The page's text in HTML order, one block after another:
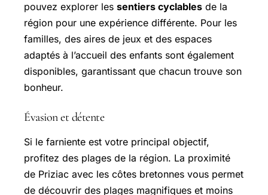
pouvez explorer les sentiers cyclables de la
région pour une expérience différente. Pour les
familles, des aires de jeux et des espaces
adaptés à l’accueil des enfants sont également
disponibles, garantissant que chacun trouve son
bonheur.
Évasion et détente
Si le farniente est votre principal objectif,
profitez des plages de la région. La proximité
de Priziac avec les côtes bretonnes vous permet
de découvrir des plages magnifiques et moins